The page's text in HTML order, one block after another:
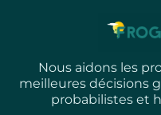
Nous aidons les
meilleures décisions
probabilistes et